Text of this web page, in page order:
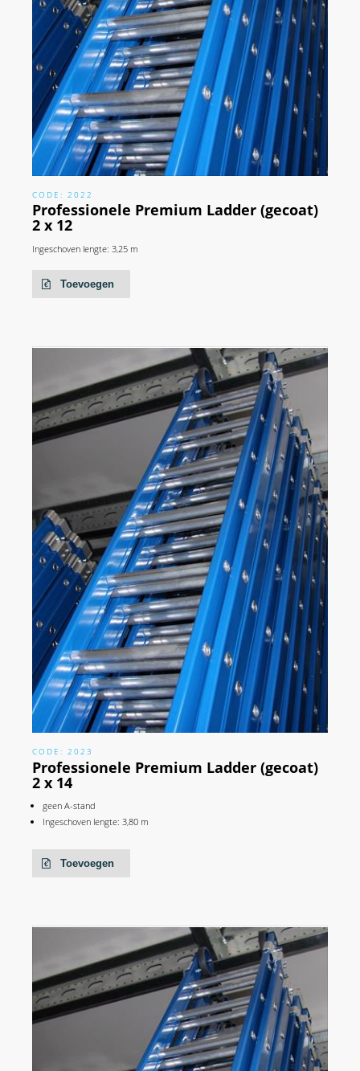
CODE: 2022
Professionele Premium Ladder (gecoat)
2 x 12
Ingeschoven lengte: 3,25 m
Toevoegen
CODE: 2023
Professionele Premium Ladder (gecoat)
2 x 14
geen A-stand
Ingeschoven lengte: 3,80 m
Toevoegen